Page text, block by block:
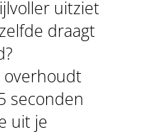
uitziet
draagt
overhoudt
seconden
uit je